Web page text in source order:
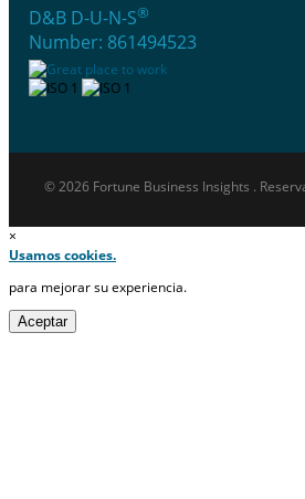
D&B D-U-N-S®
Number: 861494523
© 2026 Fortune Business Insights .
×
Usamos cookies.
para mejorar su experiencia.
Aceptar